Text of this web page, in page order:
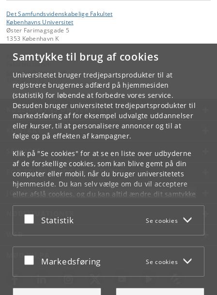
Samtykke til brug af cookies
Universitetet bruger tredjepartsprodukter til at
registrere brugernes adfærd på hjemmesiden
(statistik) for løbende at forbedre vores service.
Desuden bruger universitetet tredjepartsprodukter til
markedsføring af for eksempel udvalgte uddannelser
eller kurser, til at personalisere annoncer og til at
følge op på effekten af kampagner.
Klik på "Se cookies" for at se en liste over udbyderne
af de forskellige cookies, som kan blive gemt på din
computer eller mobil, når du bruger universitetets
hjemmeside. Du kan selv vælge om du vil acceptere
eller afslå cookies, og du kan altid ændre dit samtykke
underCookie- og privatlivspolitiksom du finder i
bunden af hver side.
Acceptér eller afslå
Statistik Se cookies
Acceptér eller afslå
Markedsføring Se cookies
Det Samfundsvidenskabelige Fakultet
Københavns Universitet
Øster Farimagsgade 5
1353 København K
Kontakt:
Fakultetsstaben
samf-fak @samf.ku.dk
KØBENHAVNS UNIVERSITET
KONTAKT
SERVICES
FOR STUDERENDE OG ANSATTE
JOB OG KARRIERE
NØDSITUATIONER
WEB
MØD KU PÅ